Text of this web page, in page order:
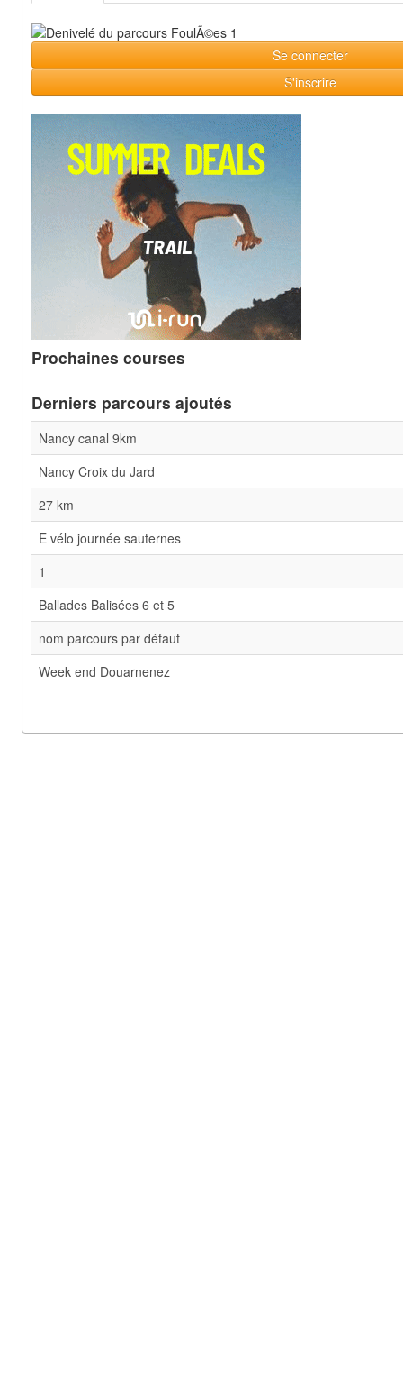
Se connecter
S'inscrire
Prochaines courses
Derniers parcours ajoutés
Nancy canal 9km
Nancy Croix du Jard
27 km
E vélo journée sauternes
1
Ballades Balisées 6 et 5
nom parcours par défaut
Week end Douarnenez